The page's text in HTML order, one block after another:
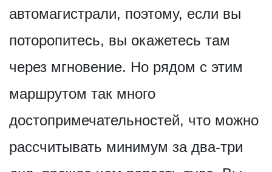
автомагистрали, поэтому, если вы
поторопитесь, вы окажетесь там
через мгновение. Но рядом с этим
маршрутом так много
достопримечат­ельностей, что можно
рассчитывать минимум за два-три